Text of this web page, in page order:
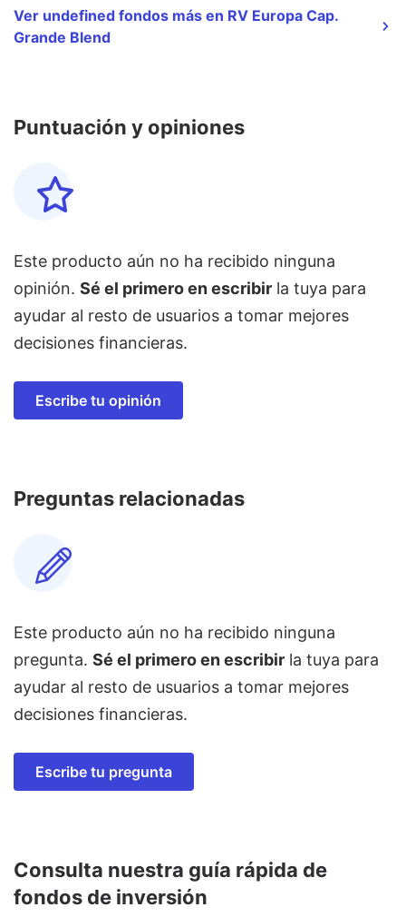
Ver undefined fondos más en RV Europa Cap.
Grande Blend
Puntuación y opiniones
Este producto aún no ha recibido ninguna
opinión. Sé el primero en escribir la tuya para
ayudar al resto de usuarios a tomar mejores
decisiones financieras.
Escribe tu opinión
Preguntas relacionadas
Este producto aún no ha recibido ninguna
pregunta. Sé el primero en escribir la tuya para
ayudar al resto de usuarios a tomar mejores
decisiones financieras.
Escribe tu pregunta
Consulta nuestra guía rápida de
fondos de inversión